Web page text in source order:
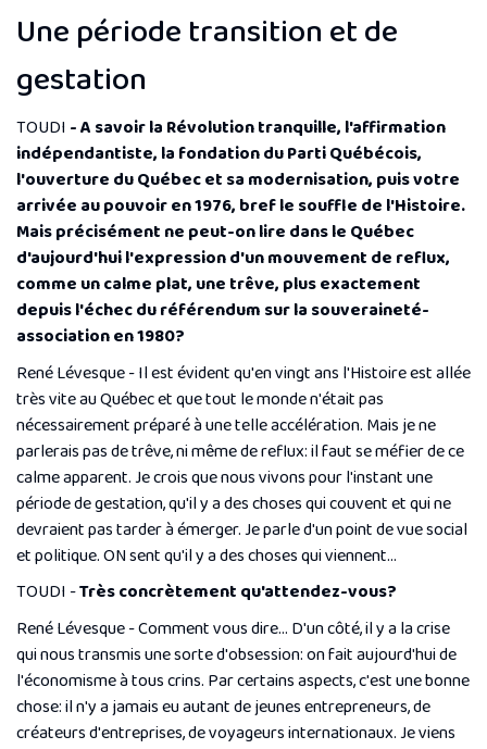
Une période transition et de
gestation
TOUDI - A savoir la Révolution tranquille, l'affirmation
indépendantiste, la fondation du Parti Québécois,
l'ouverture du Québec et sa modernisation, puis votre
arrivée au pouvoir en 1976, bref le souffle de l'Histoire.
Mais précisément ne peut-on lire dans le Québec
d'aujourd'hui l'expression d'un mouvement de reflux,
comme un calme plat, une trêve, plus exactement
depuis l'échec du référendum sur la souveraineté-
association en 1980?
René Lévesque - Il est évident qu'en vingt ans l'Histoire est allée
très vite au Québec et que tout le monde n'était pas
nécessairement préparé à une telle accélération. Mais je ne
parlerais pas de trêve, ni même de reflux: il faut se méfier de ce
calme apparent. Je crois que nous vivons pour l'instant une
période de gestation, qu'il y a des choses qui couvent et qui ne
devraient pas tarder à émerger. Je parle d'un point de vue social
et politique. ON sent qu'il y a des choses qui viennent...
TOUDI -Très concrètement qu'attendez-vous?
René Lévesque - Comment vous dire... D'un côté, il y a la crise
qui nous transmis une sorte d'obsession: on fait aujourd'hui de
l'économisme à tous crins. Par certains aspects, c'est une bonne
chose: il n'y a jamais eu autant de jeunes entrepreneurs, de
créateurs d'entreprises, de voyageurs internationaux. Je viens